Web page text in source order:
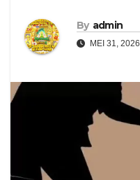
By admin
MEI 31, 2026